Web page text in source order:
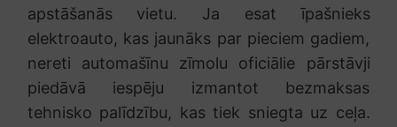
apstāšanās vietu. Ja esat īpašnieks
elektroauto, kas jaunāks par pieciem gadiem,
nereti automašīnu zīmolu oficiālie pārstāvji
piedāvā iespēju izmantot bezmaksas
tehnisko palīdzību, kas tiek sniegta uz ceļa.